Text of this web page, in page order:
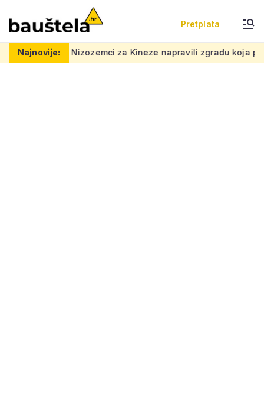
Pretplata
Najnovije:za Kineze napravili zgradu koja pomiče granice,